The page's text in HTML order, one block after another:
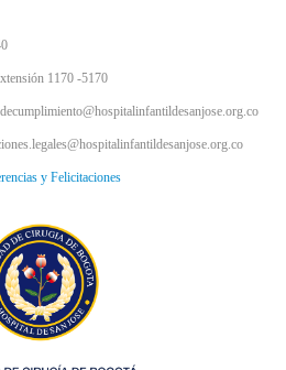
1170 -5170
y Felicitaciones